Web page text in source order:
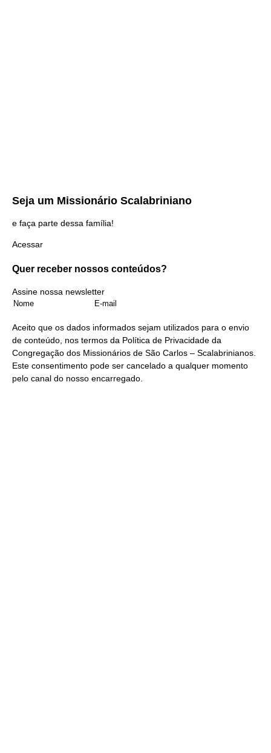
Seja um Missionário Scalabriniano
e faça parte dessa família!
Acessar
Quer receber nossos conteúdos?
Assine nossa newsletter
Aceito que os dados informados sejam utilizados para o envio
de conteúdo, nos termos da Política de Privacidade da
Congregação dos Missionários de São Carlos – Scalabrinianos.
Este consentimento pode ser cancelado a qualquer momento
pelo canal do nosso encarregado.